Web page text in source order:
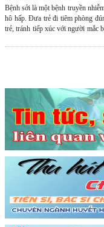
Bệnh sởi là một bệnh truyền
hô hấp. Đưa trẻ đi tiêm phòng
trẻ, tránh tiếp xúc với người mắc